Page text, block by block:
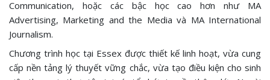
Communication, hoặc các bậc học cao hơn như MA
Advertising, Marketing and the Media và MA International
Journalism.
Chương trình học tại Essex được thiết kế linh hoạt, vừa cung
cấp nền tảng lý thuyết vững chắc, vừa tạo điều kiện cho sinh